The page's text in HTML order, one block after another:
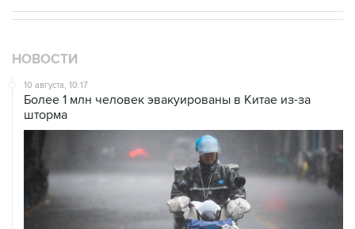
НОВОСТИ
10 августа, 10:17
Более 1 млн человек эвакуированы в Китае из-за
шторма